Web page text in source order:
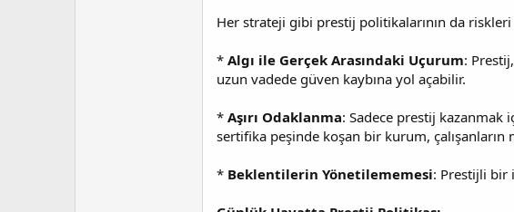
Her strateji gibi prestij politikalarının da
* Algı ile Gerçek Arasındaki Uçurum:
uzun vadede güven kaybına yol açabilir.
* Aşırı Odaklanma: Sadece prestij kazanmak
sertifika peşinde koşan bir kurum,
* Beklentilerin Yönetilememesi: Prestijli bir